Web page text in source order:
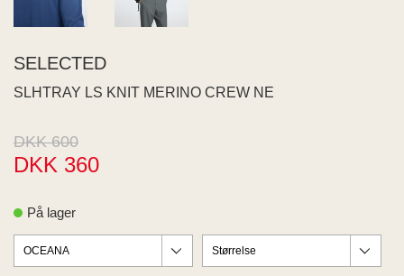
M
MODA
SELECTED
SLHTRAY LS KNIT MERINO CREW NE
DKK 600
DKK 360
På lager